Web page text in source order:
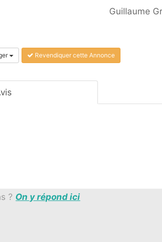
Guillaume
Revendiquer cette Annonce
? On y répond ici